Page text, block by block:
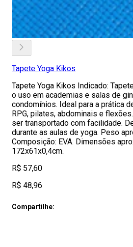
Tapete Yoga Kikos
Tapete Yoga Kikos Indicado:
o uso em academias e salas de
condomínios. Ideal para a prática
RPG, pilates, abdominais e
ser transportado com facilidade.
durante as aulas de yoga. Peso
Composição: EVA. Dimensões
172x61x0,4cm.
R$ 57,60
R$ 48,96
Compartilhe: